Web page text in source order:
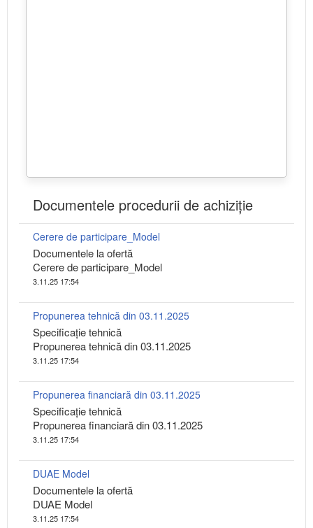
Documentele procedurii de achiziție
Cerere de participare_Model
Documentele la ofertă
Cerere de participare_Model
3.11.25 17:54
Propunerea tehnică din 03.11.2025
Specificaţie tehnică
Propunerea tehnică din 03.11.2025
3.11.25 17:54
Propunerea financiară din 03.11.2025
Specificaţie tehnică
Propunerea financiară din 03.11.2025
3.11.25 17:54
DUAE Model
Documentele la ofertă
DUAE Model
3.11.25 17:54